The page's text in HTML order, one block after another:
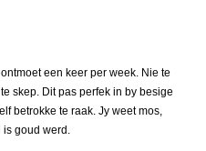
een keer per week. Nie te
skep. Dit pas perfek in by besige
betrokke te raak. Jy weet mos,
is goud werd.